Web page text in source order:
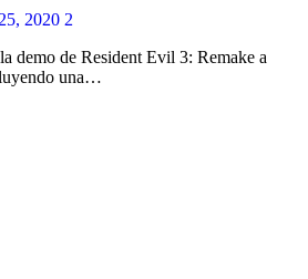
2020 2
demo de Resident Evil 3: Remake a
una…